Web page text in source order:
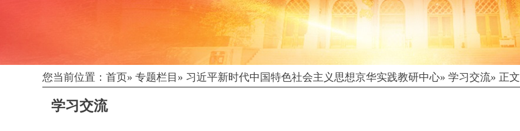
您当前位置： 首页» 专题栏目 » 习近平新时代中国特色社会主义思想京华实践教研中心» 学习交流» 正文
学习交流